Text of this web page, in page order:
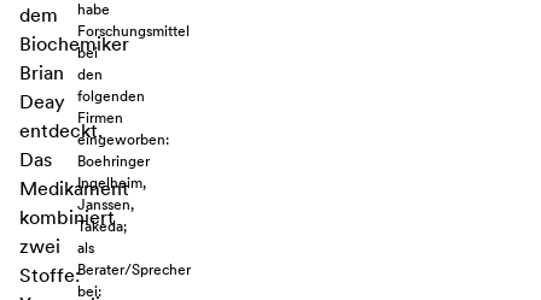
dem
Biochemiker
Brian
Deay
entdeckt.
Das
Medikament
kombiniert
zwei
Stoffe:
habe
Forschungsmittel
bei
den
folgenden
Firmen
eingeworben:
Boehringer
Ingelheim,
Janssen,
Takeda;
als
Berater/Sprecher
bei: